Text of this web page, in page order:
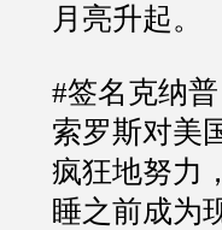
月亮升起。
#签名克纳普
索罗斯对美
疯狂地努力
睡之前成为